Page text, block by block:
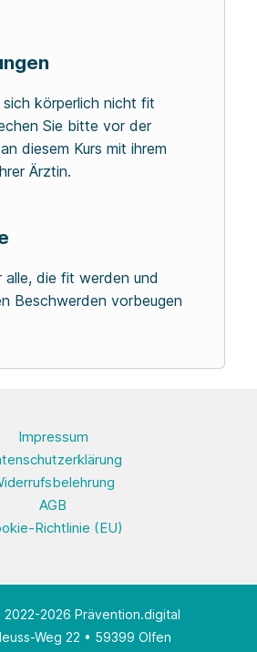
sich körperlich nicht fit
Sie bitte vor der
diesem Kurs mit ihrem
Ärztin.
die fit werden und
Beschwerden vorbeugen
Impressum
AGB
Richtlinie (EU)
2026 Prävention.digital
Weg 22 • 59399 Olfen